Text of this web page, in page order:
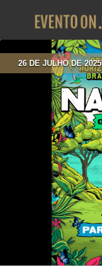
26 DE JULHO DE 2025